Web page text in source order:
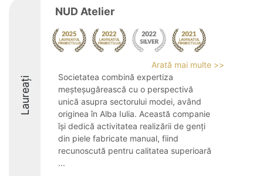
Laureați
NUD Atelier
Arată mai multe >>
Societatea combină expertiza
meșteșugărească cu o perspectivă
unică asupra sectorului modei, având
originea în Alba Iulia. Această companie
își dedică activitatea realizării de genți
din piele fabricate manual, fiind
recunoscută pentru calitatea superioară
...